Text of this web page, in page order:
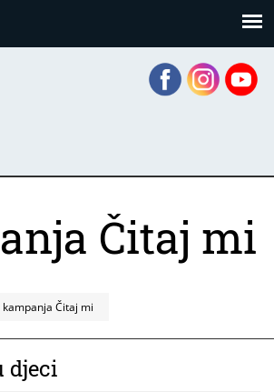
Čitaj mi
kampanja Čitaj mi
djeci